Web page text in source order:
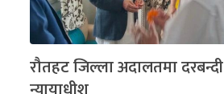
रौतहट जिल्ला अदालतमा